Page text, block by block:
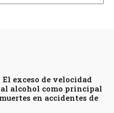
El exceso de velocidad
al alcohol como principal
en accidentes de